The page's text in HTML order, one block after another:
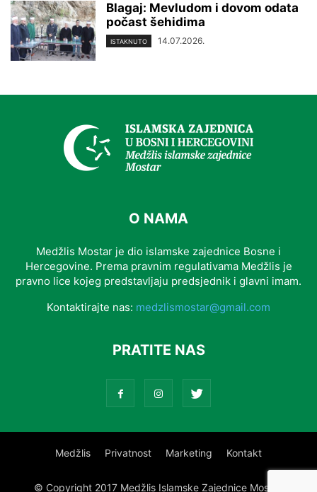
Blagaj: Mevludom i dovom odata
počast šehidima
ISTAKNUTO 14.07.2026.
O NAMA
Medžlis Mostar je dio islamske zajednice Bosne i
Hercegovine. Prema pravnim regulativama Medžlis je
pravno lice kojeg predstavljaju predsjednik i glavni imam.
Kontaktirajte nas: medzlismostar@gmail.com
PRATITE NAS
Medžlis Privatnost Marketing Kontakt
© Copyright 2017 Medžlis Islamske Zajednice Mostar.